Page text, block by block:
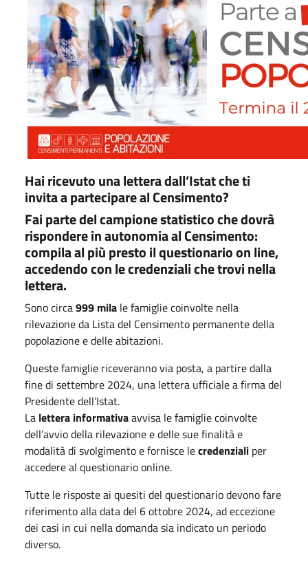
Hai ricevuto una lettera dall’Istat che ti
invita a partecipare al Censimento?
Fai parte del campione statistico che dovrà
rispondere in autonomia al Censimento:
compila al più presto il questionario on line,
accedendo con le credenziali che trovi nella
lettera.
Sono circa999 mila le famiglie coinvolte nella
rilevazione da Lista del Censimento permanente della
popolazione e delle abitazioni.
Queste famiglie riceveranno via posta, a partire dalla
fine di settembre 2024, una lettera ufficiale a firma del
Presidente dell’Istat.
La lettera informativaavvisa le famiglie coinvolte
dell’avvio della rilevazione e delle sue finalità e
modalità di svolgimento e fornisce lecredenziali per
accedere al questionario online.
Tutte le risposte ai quesiti del questionario devono fare
riferimento alla data del 6 ottobre 2024, ad eccezione
dei casi in cui nella domanda sia indicato un periodo
diverso.